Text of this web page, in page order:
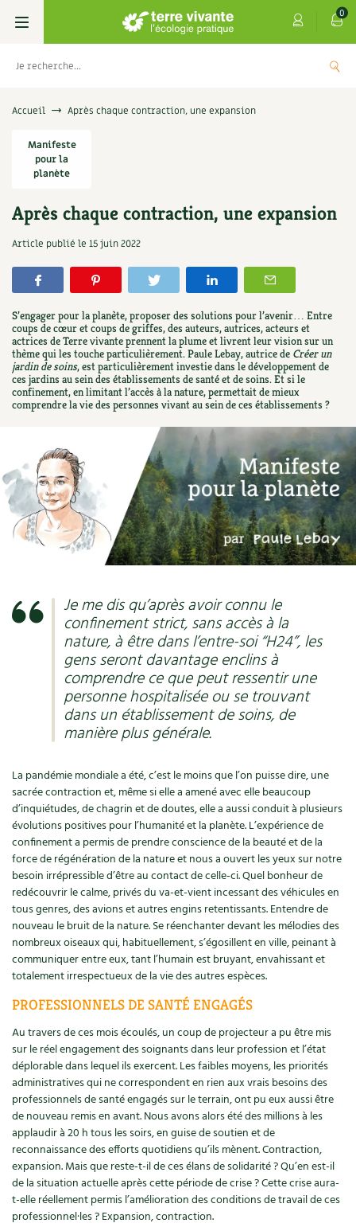
0
Livres
Permaculture, Jardin bio
Techniques de jardinage
Petit élevage
Aménagement jardin
Ornement
Biodiversité
Autonomie, bricolage
Santé, bien-être
Médecine douce
Cosmétique bio, soins
Maison écologique
Enfants
DIY, autonomie
Société, engagement
Cuisine saine
Manger bio
Cures, régimes
Dessert, Boulangerie
Techniques, conservation, organisation
Agenda, calendrier
NOUVEAUTÉS
Feuilleter le catalogue
Les 4 saisons
Se réabonner
Les numéros
4 saisons
Hors-séries
Archives
Soutenez Les 4 Saisons
Graines, semences
Florales
Médicinales
Originales
Kits de jardinage
Outils de jardin
Accessoires de jardin
DVD
Nos productions
Agenda, calendrier
Livres
Stages
Cartes cadeau
Cartes cadeau
Centre Terre vivante
Visiter en famille, entre amis
Programme 2026 du Centre Terre vivante
Venir en groupe
Scolaires
Séminaires, entreprises, associations, collectivités…
Les espaces de formation
Dormir à Terre vivante
Infos pratiques
Horaires, tarifs, restauration
Nous contacter
Jardin bio
Calendrier des travaux du jardin
Calendrier lunaire
Potager
Verger
Permaculture et syntropie
Cultiver sous serre
Jardiner en ville
Ornement et aménagement du jardin
Bricolages au jardin
Biodiversité
Ravageurs et maladies au jardin
Petit élevage
Cuisine saine
Alimentation et nutrition
Recettes de printemps
Recettes sans gluten
Recettes végétariennes et vegan
Habitat écologique
Conception et gros oeuvre
Matériaux écologiques
Parole libre
La tribune
Manifeste pour la planète
Champs d’action – le podcast
Table ronde jardinière
Débat d’experts
Nouvelles sur le jardin et l’écologie
Prenez-en de la graine !
Les chroniques de Marie
Jardin bio
Habitat écologique
Cuisine saine
Soins naturels
Société et alternatives
Les 4 saisons& vous
Entre abonné·es
Trucs & astuces
Expés
Trocs & petites annonces
Appels à témoignage
Accueil Après chaque contraction, une expansion
Manifeste
pour la
planète
Après chaque contraction, une expansion
Article publié le 15 juin 2022
S’engager pour la planète, proposer des solutions pour l’avenir… Entre
coups de cœur et coups de griffes, des auteurs, autrices, acteurs et
actrices de Terre vivante prennent la plume et livrent leur vision sur un
thème qui les touche particulièrement. Paule Lebay, autrice de Créer un
jardin de soins, est particulièrement investie dans le développement de
ces jardins au sein des établissements de santé et de soins. Et si le
confinement, en limitant l’accès à la nature, permettait de mieux
comprendre la vie des personnes vivant au sein de ces établissements ?
Je me dis qu’après avoir connu le
confinement strict, sans accès à la
nature, à être dans l’entre-soi “H24”, les
gens seront davantage enclins à
comprendre ce que peut ressentir une
personne hospitalisée ou se trouvant
dans un établissement de soins, de
manière plus générale.
La pandémie mondiale a été, c’est le moins que l’on puisse dire, une
sacrée contraction et, même si elle a amené avec elle beaucoup
d’inquiétudes, de chagrin et de doutes, elle a aussi conduit à plusieurs
évolutions positives pour l’humanité et la planète. L’expérience de
confinement a permis de prendre conscience de la beauté et de la
force de régénération de la nature et nous a ouvert les yeux sur notre
besoin irrépressible d’être au contact de celle-ci. Quel bonheur de
redécouvrir le calme, privés du va-et-vient incessant des véhicules en
tous genres, des avions et autres engins retentissants. Entendre de
nouveau le bruit de la nature. Se réenchanter devant les mélodies des
nombreux oiseaux qui, habituellement, s’égosillent en ville, peinant à
communiquer entre eux, tant l’humain est bruyant, envahissant et
totalement irrespectueux de la vie des autres espèces.
PROFESSIONNELS DE SANTÉ ENGAGÉS
Au travers de ces mois écoulés, un coup de projecteur a pu être mis
sur le réel engagement des soignants dans leur profession et l’état
déplorable dans lequel ils exercent. Les faibles moyens, les priorités
administratives qui ne correspondent en rien aux vrais besoins des
professionnels de santé engagés sur le terrain, ont pu eux aussi être
de nouveau remis en avant. Nous avons alors été des millions à les
applaudir à 20 h tous les soirs, en guise de soutien et de
reconnaissance des efforts quotidiens qu’ils mènent. Contraction,
expansion. Mais que reste-t-il de ces élans de solidarité ? Qu’en est-il
de la situation actuelle après cette période de crise ? Cette crise aura-
t-elle réellement permis l’amélioration des conditions de travail de ces
professionnel·les ? Expansion, contraction.
Les antisèches de Terre vivante : Les
9,90€ AJOUTER